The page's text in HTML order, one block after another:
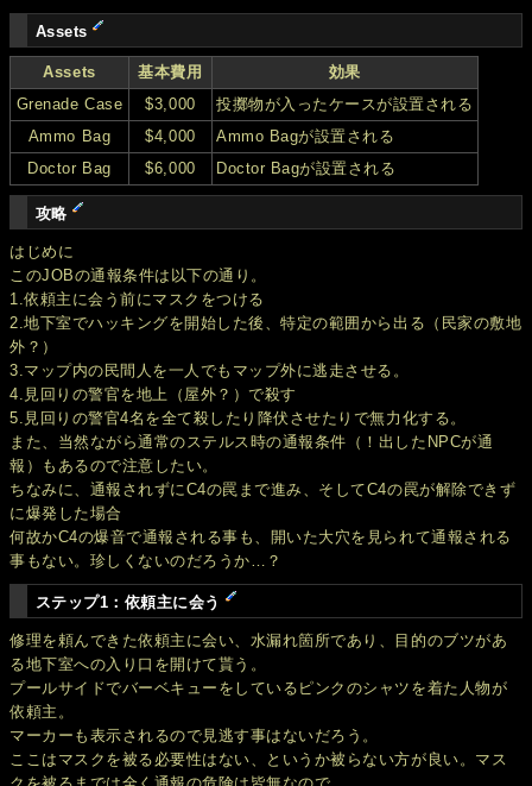
Assets
Assets 基本費用
効果
Grenade Case
$3,000
投擲物が入ったケースが設置される
Ammo Bag
$4,000
Ammo Bagが設置される
Doctor Bag
$6,000 Doctor Bagが設置される
攻略
はじめに
このJOBの通報条件は以下の通り。
1.依頼主に会う前にマスクをつける
2.地下室でハッキングを開始した後、特定の範囲から出る（民家の敷地
外？）
3.マップ内の民間人を一人でもマップ外に逃走させる。
4.見回りの警官を地上（屋外？）で殺す
5.見回りの警官4名を全て殺したり降伏させたりで無力化する。
また、当然ながら通常のステルス時の通報条件（！出したNPCが通
報）もあるので注意したい。
ちなみに、通報されずにC4の罠まで進み、そしてC4の罠が解除できず
に爆発した場合
何故かC4の爆音で通報される事も、開いた大穴を見られて通報される
事もない。珍しくないのだろうか…？
ステップ1：依頼主に会う
修理を頼んできた依頼主に会い、水漏れ箇所であり、目的のブツがあ
る地下室への入り口を開けて貰う。
プールサイドでバーベキューをしているピンクのシャツを着た人物が
依頼主。
マーカーも表示されるので見逃す事はないだろう。
ここはマスクを被る必要性はない、というか被らない方が良い。マス